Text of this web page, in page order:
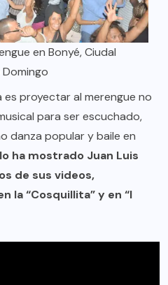
en Bonyé, Ciudal
proyectar al merengue no
para ser escuchado,
danza popular y baile en
ha mostrado Juan Luis
de sus videos,
la “Cosquillita” y en “I